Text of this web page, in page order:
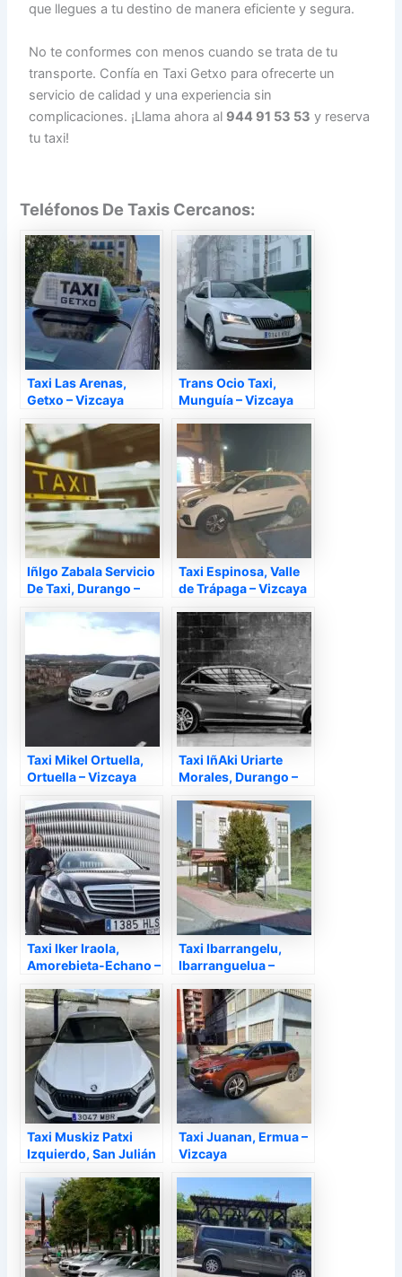
que llegues a tu destino de manera eficiente y segura.
No te conformes con menos cuando se trata de tu
transporte. Confía en Taxi Getxo para ofrecerte un
servicio de calidad y una experiencia sin
complicaciones. ¡Llama ahora al 944 91 53 53 y reserva
tu taxi!
Teléfonos De Taxis Cercanos:
Taxi Las Arenas,
Getxo – Vizcaya
Trans Ocio Taxi,
Munguía – Vizcaya
IñIgo Zabala Servicio
De Taxi, Durango –
Taxi Espinosa, Valle
de Trápaga – Vizcaya
Taxi Mikel Ortuella,
Ortuella – Vizcaya
Taxi IñAki Uriarte
Morales, Durango –
Taxi Iker Iraola,
Amorebieta-Echano –
Taxi Ibarrangelu,
Ibarranguelua –
Taxi Muskiz Patxi
Izquierdo, San Julián
Somorrostro –
Vizcaya
Taxi Juanan, Ermua –
Vizcaya